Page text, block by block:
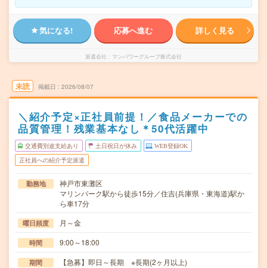
気になる! 応募へ進む 詳しく見る
派遣会社 マンパワーグループ株式会社
未読 掲載日 2026/08/07
＼紹介予定×正社員前提！／食品メーカーでの
品質管理！残業基本なし＊50代活躍中
交通費別途支給あり 土日祝日が休み WEB登録OK
正社員への紹介予定派遣
勤務地
神戸市東灘区
マリンパーク駅から徒歩15分／住吉(兵庫県・東海道)駅か
ら車17分
曜日頻度 月～金
時間 9:00～18:00
期間 【急募】即日～長期 ※長期(2ヶ月以上)